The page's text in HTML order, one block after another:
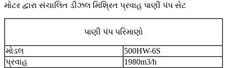
મોટર દ્વારા સંચાલિત ડીઝલ મિશ્રિત પ્રવાહ પાણી પંપ સેટ
પાણી પંપ પરિમાણો
મોડલ
500HW-6S
પ્રવાહ
1980m3/h